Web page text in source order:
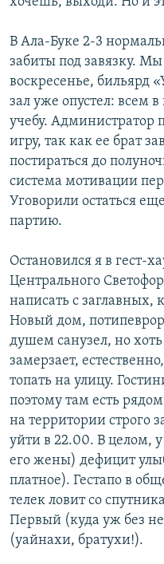
В Ала-Буке 2-3
забиты под завязку.
воскресенье, бильярд
зал уже опустел: всем
учебу. Администратор
игру, так как ее брат
постираться до
система мотивации
Уговорили остаться
партию.
Остановился я в гест-
Центрального
написать с заглавных,
Новый дом,
душем санузел, но
замерзает,
топать на улицу.
поэтому там есть
на территории строго
уйти в 22.00. В целом,
его жены) дефицит
платное). Гестапо в
телек ловит со
Первый (куда уж без
(уайнахи, братухи!).